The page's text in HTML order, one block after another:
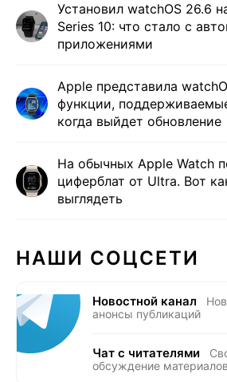
Установил watchOS 26.6
Series 10: что стало с
приложениями
Apple представила
функции,
когда выйдет обновление
На обычных Apple Watch
циферблат от Ultra. Вот
выглядеть
НАШИ СОЦСЕТИ
Новостной канал
анонсы публикаций
Чат с читателями
обсуждение материалов